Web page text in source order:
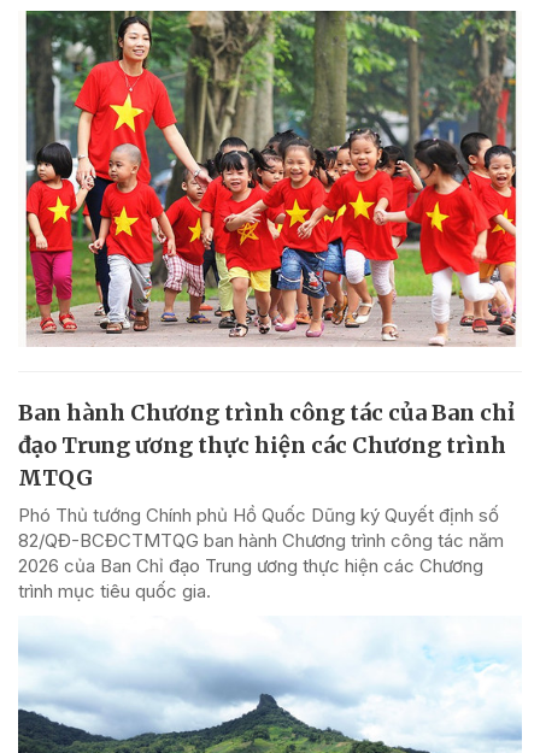
Ban hành Chương trình công tác của Ban chỉ
đạo Trung ương thực hiện các Chương trình
MTQG
Phó Thủ tướng Chính phủ Hồ Quốc Dũng ký Quyết định số
82/QĐ-BCĐCTMTQG ban hành Chương trình công tác năm
2026 của Ban Chỉ đạo Trung ương thực hiện các Chương
trình mục tiêu quốc gia.